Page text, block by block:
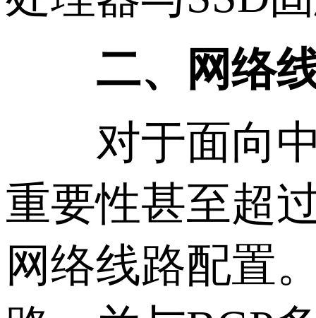
二、网络线
对于面向中
重要性甚至超
网络线路配置